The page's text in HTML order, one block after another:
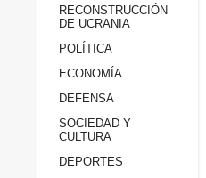
TODAS LAS
RECONSTRUCCIÓN
DE UCRANIA
POLÍTICA
ECONOMÍA
DEFENSA
SOCIEDAD Y
CULTURA
DEPORTES